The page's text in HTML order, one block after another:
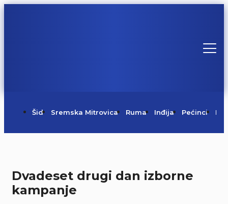
Šid Sremska Mitrovica Ruma Inđija Pećinci Irig
Dvadeset drugi dan izborne
kampanje